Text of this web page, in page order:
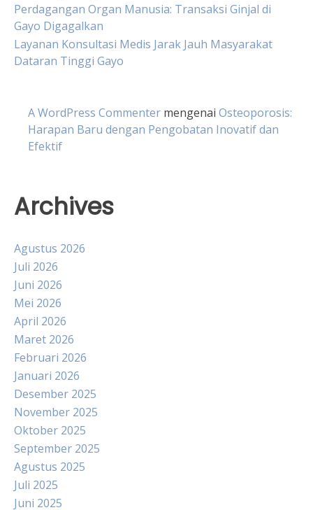
Perdagangan Organ Manusia: Transaksi Ginjal di
Gayo Digagalkan
Layanan Konsultasi Medis Jarak Jauh Masyarakat
Dataran Tinggi Gayo
A WordPress Commenter mengenai Osteoporosis:
Harapan Baru dengan Pengobatan Inovatif dan
Efektif
Archives
Agustus 2026
Juli 2026
Juni 2026
Mei 2026
April 2026
Maret 2026
Februari 2026
Januari 2026
Desember 2025
November 2025
Oktober 2025
September 2025
Agustus 2025
Juli 2025
Juni 2025